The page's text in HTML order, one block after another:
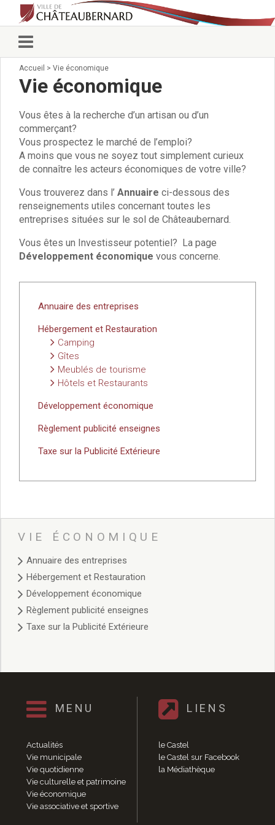
Vie municipale
Élus
Conseillers municipaux
Commissions 2026
Prendre rendez-vous
Arrêtés du Maire
Services municipaux
Organigramme
Pour venir nous voir
État civil/élections/formalités
administratives
C.C.A.S.
Affaires Scolaires
Cimetière/réglementation funéraire
Licences boissons
Inscriptions sur les listes électorales
Cadastre
Plan Local d’Urbanisme intercommunal
Budgets
Budget de Fonctionnement
Conseils municipaux
Déliberations 2026
Délibérations 2022
Délibérations 2021
Délibérations 2020
Délibérations 2018
Délibérations 2017
Délibérations 2016
Délibérations 2013
Délibérations 2011
Délibérations 2008
Agenda réunions publiques
Marchés publics
Toutes les actualités
Vie quotidienne
Accueil > Vie économique
Vie économique
Vous êtes à la recherche d’un artisan ou d’un
commerçant?
Vous prospectez le marché de l’emploi?
A moins que vous ne soyez tout simplement curieux
de connaître les acteurs économiques de votre ville?
Vous trouverez dans l’ Annuaire ci-dessous des
renseignements utiles concernant toutes les
entreprises situées sur le sol de Châteaubernard.
Vous êtes un Investisseur potentiel? La page
Développement économique vous concerne.
Annuaire des entreprises
Hébergement et Restauration
Camping
Gîtes
Meublés de tourisme
Hôtels et Restaurants
Développement économique
Règlement publicité enseignes
Taxe sur la Publicité Extérieure
VIE ÉCONOMIQUE
Annuaire des entreprises
Hébergement et Restauration
Développement économique
Règlement publicité enseignes
Taxe sur la Publicité Extérieure
MENU
Actualités
Vie municipale
Vie quotidienne
Vie culturelle et patrimoine
Vie économique
Vie associative et sportive
LIENS
le Castel
le Castel sur Facebook
la Médiathèque